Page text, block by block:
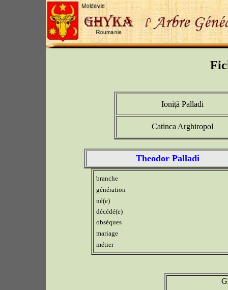
Ioniţă Palladi
Catinca Arghiropol
Theodor Palladi
branche
génération
né(e)
décédé(e)
obsèques
mariage
métier